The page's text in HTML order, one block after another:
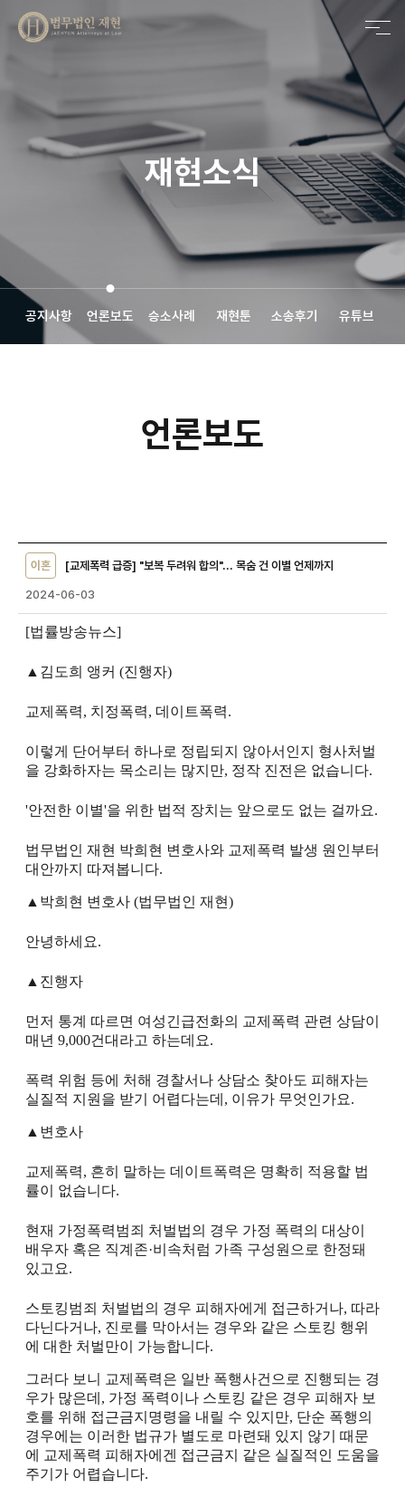
메인비주얼 영역
재현소식
공지사항 언론보도 승소사례 재현툰 소송후기 유튜브
언론보도
이혼 [교제폭력 급증] "보복 두려워 합의"... 목숨 건 이별 언제까지
2024-06-03
[법률방송뉴스]
▲김도희 앵커 (진행자)
교제폭력, 치정폭력, 데이트폭력.
이렇게 단어부터 하나로 정립되지 않아서인지 형사처벌
을 강화하자는 목소리는 많지만, 정작 진전은 없습니다.
'안전한 이별'을 위한 법적 장치는 앞으로도 없는 걸까요.
법무법인 재현 박희현 변호사와 교제폭력 발생 원인부터
대안까지 따져봅니다.
▲박희현 변호사 (법무법인 재현)
안녕하세요.
▲진행자
먼저 통계 따르면 여성긴급전화의 교제폭력 관련 상담이
매년 9,000건대라고 하는데요.
폭력 위험 등에 처해 경찰서나 상담소 찾아도 피해자는
실질적 지원을 받기 어렵다는데, 이유가 무엇인가요.
▲변호사
교제폭력, 흔히 말하는 데이트폭력은 명확히 적용할 법
률이 없습니다.
현재 가정폭력범죄 처벌법의 경우 가정 폭력의 대상이
배우자 혹은 직계존·비속처럼 가족 구성원으로 한정돼
있고요.
스토킹범죄 처벌법의 경우 피해자에게 접근하거나, 따라
다닌다거나, 진로를 막아서는 경우와 같은 스토킹 행위
에 대한 처벌만이 가능합니다.
그러다 보니 교제폭력은 일반 폭행사건으로 진행되는 경
우가 많은데, 가정 폭력이나 스토킹 같은 경우 피해자 보
호를 위해 접근금지명령을 내릴 수 있지만, 단순 폭행의
경우에는 이러한 법규가 별도로 마련돼 있지 않기 때문
에 교제폭력 피해자에겐 접근금지 같은 실질적인 도움을
주기가 어렵습니다.